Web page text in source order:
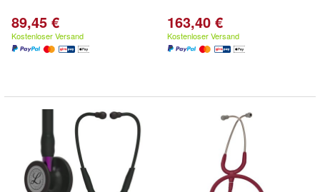
89,45 €
Kostenloser Versand
163,40 €
Kostenloser Versand